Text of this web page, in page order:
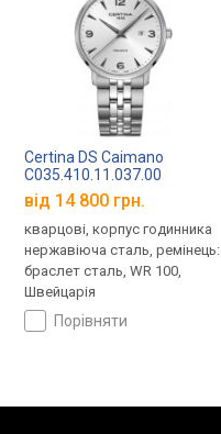
Certina DS Caimano
C035.410.11.037.00
від 14 800 грн.
кварцові, корпус годинника
нержавіюча сталь, ремінець:
браслет сталь, WR 100,
Швейцарія
порівняти